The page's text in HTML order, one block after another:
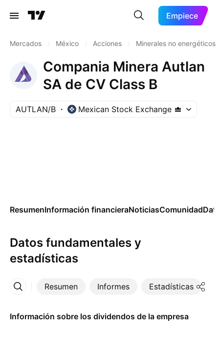
Empiece
Mercados México Acciones Minerales no energéticos
Compania Minera Autlan
SA de CV Class B
AUTLAN/B Mexican Stock Exchange
ResumenInformación financieraNoticiasComunidad
Datos fundamentales y
estadísticas
Resumen Informes Estadísticas
Más
Información sobre los dividendos de la empresa